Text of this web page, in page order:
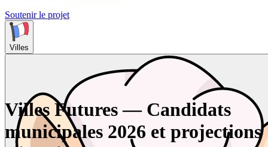
Soutenir le projet
Villes
Villes Futures — Candidats
municipales 2026 et projections